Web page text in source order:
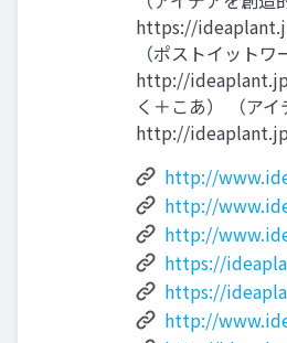
https://
（ポストイットワ
http://
く＋こあ） （ア
http://
http://
http://
http://
https://
https://
http://